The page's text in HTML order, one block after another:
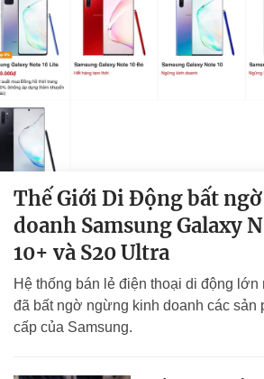
Thế Giới Di Động bất
doanh Samsung Galaxy
10+ và S20 Ultra
Hệ thống bán lẻ điện thoại di động lớn
đã bất ngờ ngừng kinh doanh các sản
cấp của Samsung.